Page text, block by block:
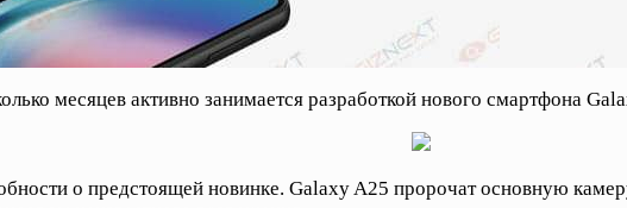
месяцев активно занимается разработкой нового смартфона
о предстоящей новинке. Galaxy A25 пророчат основную